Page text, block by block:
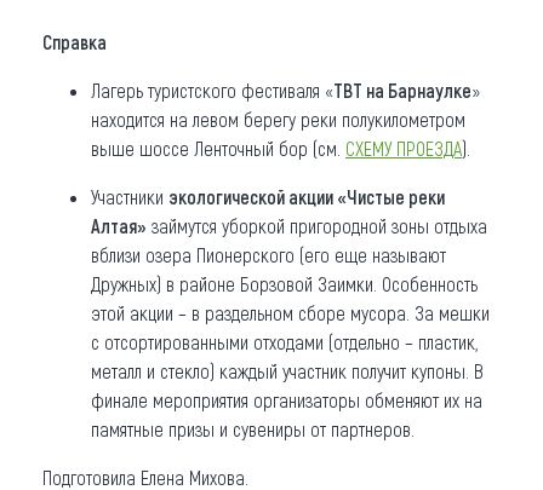
Справка
Лагерь туристского фестиваля «ТВТ на Барнаулке»
находится на левом берегу реки полукилометром
выше шоссе Ленточный бор (см. СХЕМУ ПРОЕЗДА).
Участники экологической акции «Чистые реки
Алтая» займутся уборкой пригородной зоны отдыха
вблизи озера Пионерского (его еще называют
Дружных) в районе Борзовой Заимки. Особенность
этой акции – в раздельном сборе мусора. За мешки
с отсортированными отходами (отдельно – пластик,
металл и стекло) каждый участник получит купоны. В
финале мероприятия организаторы обменяют их на
памятные призы и сувениры от партнеров.
Подготовила Елена Михова.